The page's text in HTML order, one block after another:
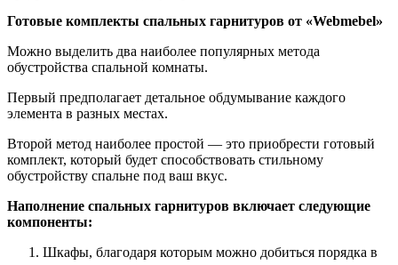
Готовые комплекты спальных гарнитуров от «Webmebel»
Можно выделить два наиболее популярных метода
обустройства спальной комнаты.
Первый предполагает детальное обдумывание каждого
элемента в разных местах.
Второй метод наиболее простой — это приобрести готовый
комплект, который будет способствовать стильному
обустройству спальне под ваш вкус.
Наполнение спальных гарнитуров включает следующие
компоненты:
Шкафы, благодаря которым можно добиться порядка в